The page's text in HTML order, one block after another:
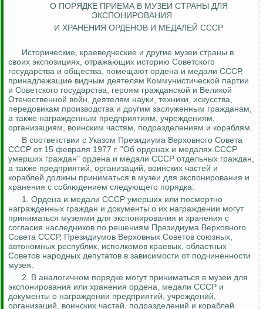
О ПОРЯДКЕ ПРИЕМА В МУЗЕИ СТРАНЫ ДЛЯ
ЭКСПОНИРОВАНИЯ
И ХРАНЕНИЯ ОРДЕНОВ И МЕДАЛЕЙ СССР
Исторические, краеведческие и другие музеи страны в
своих экспозициях, отражающих историю Советского
государства и общества, помещают ордена и медали СССР,
принадлежащие видным деятелям Коммунистической партии
и Советского государства, героям гражданской и Великой
Отечественной войн, деятелям науки, техники, искусства,
передовикам производства и другим заслуженным гражданам,
а также награжденным предприятиям, учреждениям,
организациям, воинским частям, подразделениям и кораблям.
В соответствии с Указом Президиума Верховного Совета
СССР от 15 февраля 1977 г. "Об орденах и медалях СССР
умерших граждан" ордена и медали СССР отдельных граждан,
а также предприятий, организаций, воинских частей и
кораблей должны приниматься в музеи для экспонирования и
хранения с соблюдением следующего порядка:
1. Ордена и медали СССР умерших или посмертно
награжденных граждан и документы о их награждении могут
приниматься музеями для экспонирования и хранения с
согласия наследников по решениям Президиума Верховного
Совета СССР, Президиумов Верховных Советов союзных,
автономных республик, исполкомов краевых, областных
Советов народных депутатов в зависимости от подчиненности
музея.
2. В аналогичном порядке могут приниматься в музеи для
экспонирования или хранения ордена, медали СССР и
документы о награждении предприятий, учреждений,
организаций, воинских частей, подразделений и кораблей